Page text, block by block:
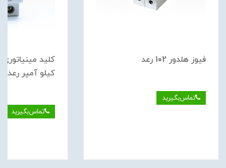
فيوز هلدور 102 رعد
تماس‌بگیرید
كيلو آمپر رعد
تماس‌بگیرید